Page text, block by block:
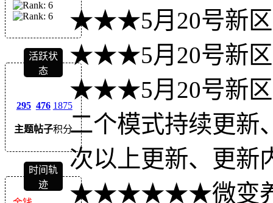
活跃状
态
295
主题
476
帖子
1875
积分
时间轨
迹
★★★5月20号新
★★★5月20号新
★★★5月20号新
二个模式持续更新
次以上更新、更新
★★★★★★微变